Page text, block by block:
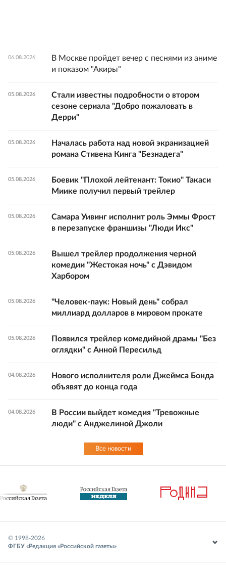
06.08.2026
В Москве пройдет вечер с песнями из аниме
и показом "Акиры"
05.08.2026
Стали известны подробности о втором
сезоне сериала "Добро пожаловать в
Дерри"
05.08.2026
Началась работа над новой экранизацией
романа Стивена Кинга "Безнадега"
05.08.2026
Боевик "Плохой лейтенант: Токио" Такаси
Миике получил первый трейлер
05.08.2026
Самара Уивинг исполнит роль Эммы Фрост
в перезапуске франшизы "Люди Икс"
05.08.2026
Вышел трейлер продолжения черной
комедии "Жестокая ночь" с Дэвидом
Харбором
05.08.2026
"Человек-паук: Новый день" собрал
миллиард долларов в мировом прокате
05.08.2026
Появился трейлер комедийной драмы "Без
оглядки" с Анной Пересильд
04.08.2026
Нового исполнителя роли Джеймса Бонда
объявят до конца года
04.08.2026
В России выйдет комедия "Тревожные
люди" с Анджелиной Джоли
Все новости
© 1998-2026
ФГБУ «Редакция «Российской газеты»